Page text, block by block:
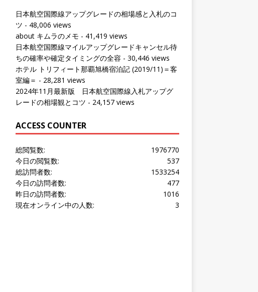
日本航空国際線マイルアップグレードキャンセル待
ちの確率や確定タイミングの全容
ホテル トリフィート那覇旭橋宿泊記 (2019/11)＝客
室編＝- 28,281 views
2024年11月最新版 日本航空国際線入札アップグ
レードの相場観とコツ- 24,157 views
ACCESS COUNTER
今日の閲覧数:
477
今日の訪問者数:
1016
昨日の訪問者数:
3
現在オンライン中の人数: